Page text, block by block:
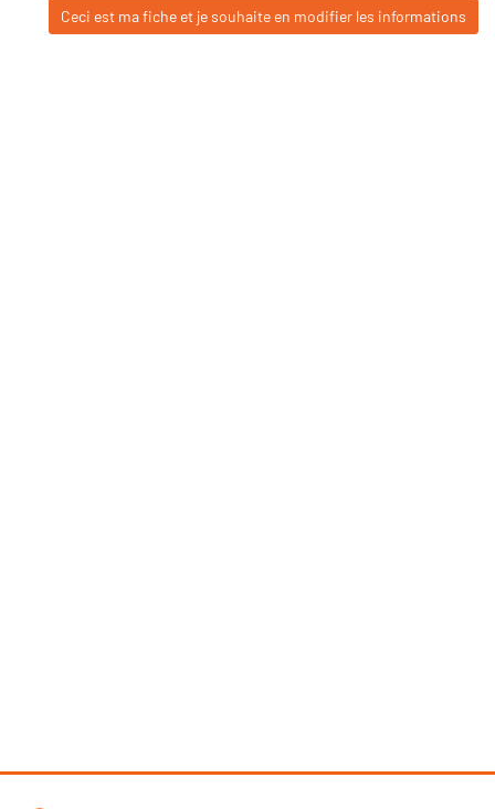
Ceci est ma fiche et je souhaite en modifier les informations